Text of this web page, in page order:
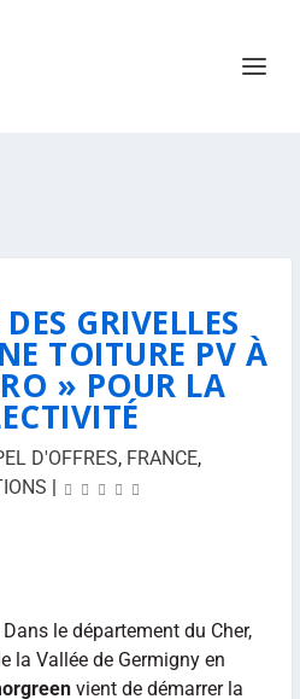
GRIVELLES
TOITURE PV À
» POUR LA
D'OFFRES, FRANCE,
|
le département du Cher,
la Vallée de Germigny en
vient de démarrer la